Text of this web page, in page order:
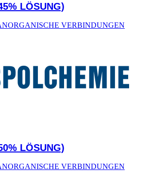
LÖSUNG)
VERBINDUNGEN
LÖSUNG)
VERBINDUNGEN